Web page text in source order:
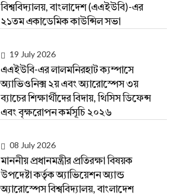
বিশ্ববিদ্যালয়, বাংলাদেশ (এএইউবি)-এর
২১তম একাডেমিক কাউন্সিল সভা
19 July 2026
এএইউবি-এর লালমনিরহাট ক্যম্পাসে
অ্যাভিওনিক্স ২য় এবং অ্যারোস্পেস ৩য়
ব্যাচের শিক্ষার্থীদের বিদায়, থিসিস ডিফেন্স
এবং বৃক্ষরোপন কর্মসূচি ২০২৬
08 July 2026
মাননীয় প্রধানমন্ত্রীর প্রতিরক্ষা বিষয়ক
উপদেষ্টা কর্তৃক অ্যাভিয়েশন অ্যান্ড
অ্যারোস্পেস বিশ্ববিদ্যালয়, বাংলাদেশ